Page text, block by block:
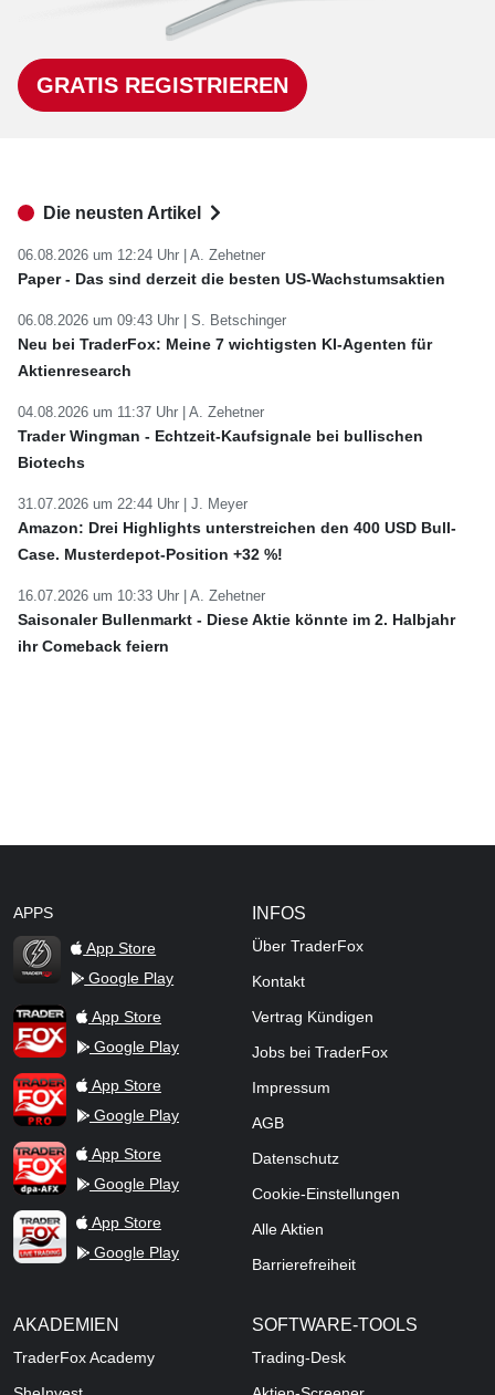
GRATIS REGISTRIEREN
Die neusten Artikel
06.08.2026 um 12:24 Uhr | A. Zehetner
Paper - Das sind derzeit die besten US-Wachstumsaktien
06.08.2026 um 09:43 Uhr | S. Betschinger
Neu bei TraderFox: Meine 7 wichtigsten KI-Agenten für
Aktienresearch
04.08.2026 um 11:37 Uhr | A. Zehetner
Trader Wingman - Echtzeit-Kaufsignale bei bullischen
Biotechs
31.07.2026 um 22:44 Uhr | J. Meyer
Amazon: Drei Highlights unterstreichen den 400 USD Bull-
Case. Musterdepot-Position +32 %!
16.07.2026 um 10:33 Uhr | A. Zehetner
Saisonaler Bullenmarkt - Diese Aktie könnte im 2. Halbjahr
ihr Comeback feiern
APPS
TraderFox Flash
App Store
Google Play
TraderFox AppApp Store
Google Play
TraderFox ProApp Store
Google Play
TraderFox dpa-AFX ProFeed
App Store
Google Play
TraderFox Live Trading
App Store
Google Play
INFOS
Über TraderFox
Kontakt
Vertrag Kündigen
Jobs bei TraderFox
Impressum
AGB
Datenschutz
Cookie-Einstellungen
Alle Aktien
Barrierefreiheit
AKADEMIEN
TraderFox Academy
SOFTWARE-TOOLS
Trading-Desk